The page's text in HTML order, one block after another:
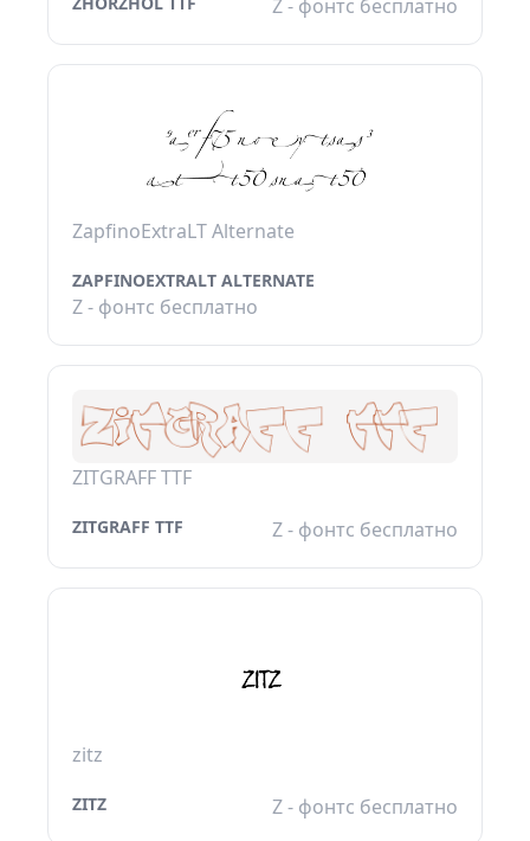
Z - фонтс бесплатно
ZapfinoExtraLT Alternate
ZAPFINOEXTRALT ALTERNATE
Z - фонтс бесплатно
ZITGRAFF TTF
ZITGRAFF TTF Z - фонтс бесплатно
zitz
ZITZ Z - фонтс бесплатно